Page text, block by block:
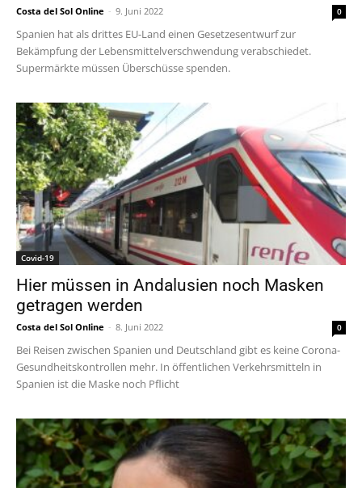
Costa del Sol Online - 9. Juni 2022 0
Spanien hat als drittes EU-Land einen Gesetzesentwurf zur
Bekämpfung der Lebensmittelverschwendung verabschiedet.
Supermärkte müssen Überschüsse spenden.
Covid-19
Hier müssen in Andalusien noch Masken
getragen werden
Costa del Sol Online - 8. Juni 2022 0
Bei Reisen zwischen Spanien und Deutschland gibt es keine Corona-
Gesundheitskontrollen mehr. In öffentlichen Verkehrsmitteln in
Spanien ist die Maske noch Pflicht